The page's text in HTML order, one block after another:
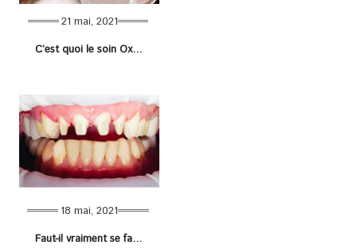
21 mai, 2021
C’est quoi le soin OxyGeneo ?
18 mai, 2021
Faut-il vraiment se faire limer les dents pour la pose de facettes dentaires ?